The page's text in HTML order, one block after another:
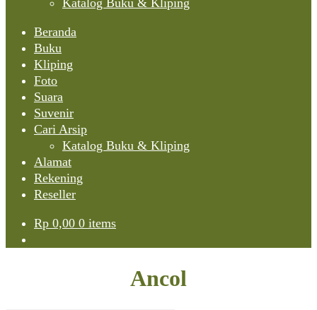
Katalog Buku & Kliping
Beranda
Buku
Kliping
Foto
Suara
Suvenir
Cari Arsip
Katalog Buku & Kliping
Alamat
Rekening
Reseller
Rp 0,00 0 items
Ancol